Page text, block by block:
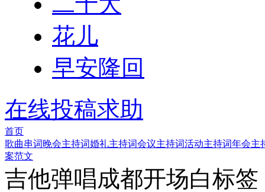
花儿
早安隆回
在线投稿求助
首页
歌曲串词晚会主持词婚礼主持词会议主持词活动主持词年会主
案范文
吉他弹唱成都开场白标签